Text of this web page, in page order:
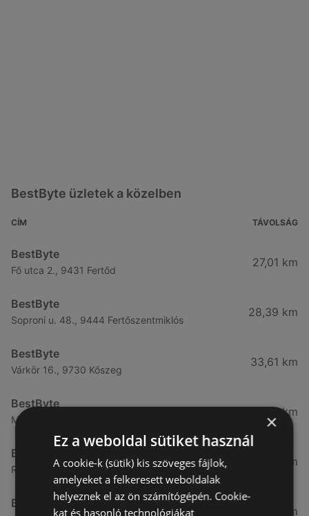
BestByte üzletek a közelben
CÍM TÁVOLSÁG
BestByte
Fő utca 2., 9431 Fertőd
27,01 km
BestByte
Soproni u. 48., 9444 Fertőszentmiklós
28,39 km
BestByte
Várkör 16., 9730 Kőszeg
33,61 km
BestByte
Malom u. 1., 9700 Szombathely
51,34 km
BestByte
Rákóczi u. 15 - 17., 9900 Körmend
75,97 km
BestByte
84,64 km
×
Ez a weboldal sütiket használ
A cookie-k (sütik) kis szöveges fájlok,
amelyeket a felkeresett weboldalak
helyeznek el az ön számítógépén. Cookie-
kat és hasonló technológiákat